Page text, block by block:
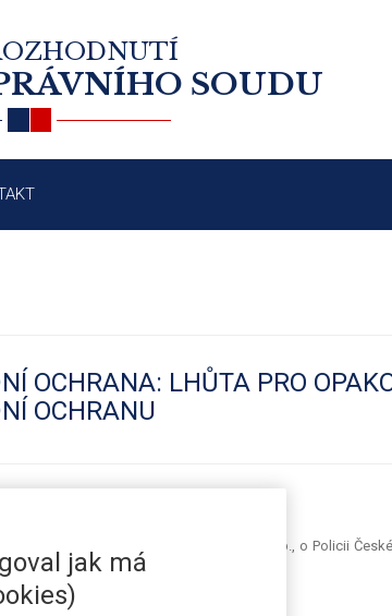
SOUDU
OCHRANA: LHŮTA PRO
OCHRANU
žádost
o azylu a o změně zákona č. 283/1991 Sb., o Policii
12. 2007
*)
2004 Sb.)
jak má